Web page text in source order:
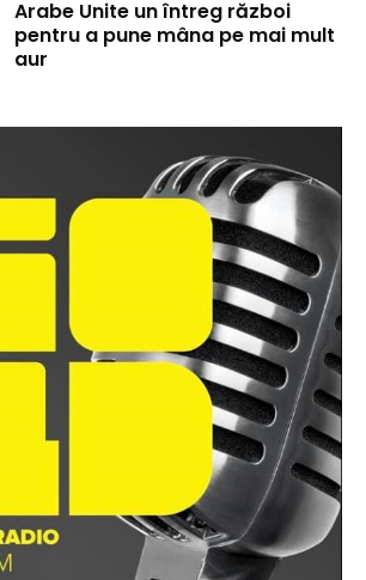
Arabe Unite un întreg război
pentru a pune mâna pe mai mult
aur